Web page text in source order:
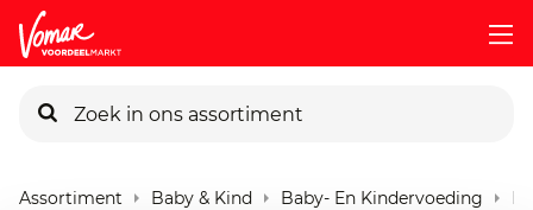
Assortiment Baby & Kind Baby- En Kindervoeding